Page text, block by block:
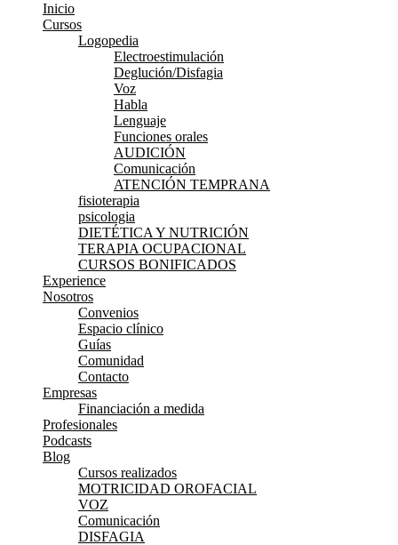
Inicio
Cursos
Logopedia
Electroestimulación
Deglución/Disfagia
Voz
Habla
Lenguaje
Funciones orales
AUDICIÓN
Comunicación
ATENCIÓN TEMPRANA
fisioterapia
psicologia
DIETÉTICA Y NUTRICIÓN
TERAPIA OCUPACIONAL
CURSOS BONIFICADOS
Experience
Nosotros
Convenios
Espacio clínico
Guías
Comunidad
Contacto
Empresas
Financiación a medida
Profesionales
Podcasts
Blog
Cursos realizados
MOTRICIDAD OROFACIAL
VOZ
Comunicación
DISFAGIA